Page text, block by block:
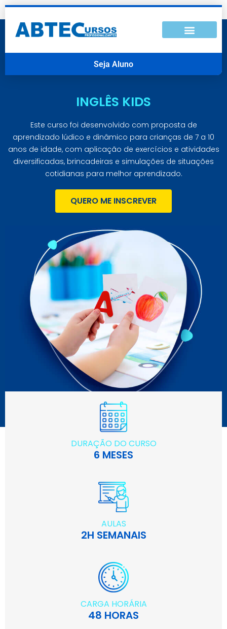
Seja Aluno
INGLÊS KIDS
Este curso foi desenvolvido com proposta de
aprendizado lúdico e dinâmico para crianças de 7 a 10
anos de idade, com aplicação de exercícios e atividades
diversificadas, brincadeiras e simulações de situações
cotidianas para melhor aprendizado.
QUERO ME INSCREVER
DURAÇÃO DO CURSO
6 MESES
AULAS
2H SEMANAIS
CARGA HORÁRIA
48 HORAS